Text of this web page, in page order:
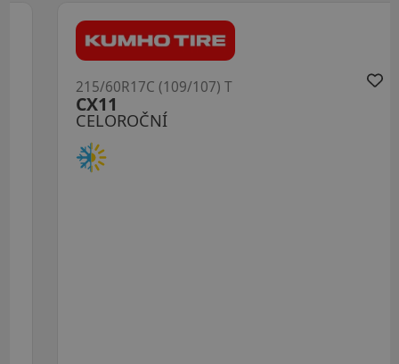
CELOROČNÍ
CX11
215/60R17C (109/107) T